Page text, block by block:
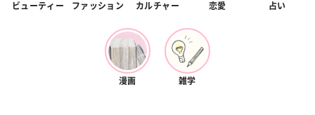
ビューティー ファッション カルチャー 恋愛 占い
漫画 雑学